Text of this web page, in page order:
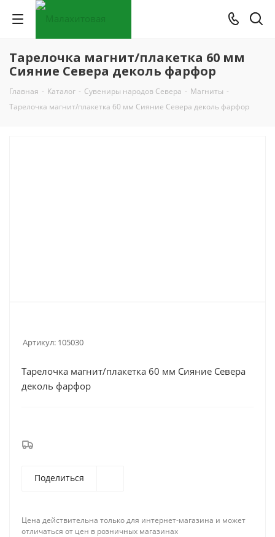
Тарелочка магнит/плакетка 60 мм
Сияние Севера деколь фарфор
Главная - Каталог - Сувениры народов Севера - Магниты -
Тарелочка магнит/плакетка 60 мм Сияние Севера деколь фарфор
Артикул: 105030
Тарелочка магнит/плакетка 60 мм Сияние Севера
деколь фарфор
Поделиться
Цена действительна только для интернет-магазина и может
отличаться от цен в розничных магазинах